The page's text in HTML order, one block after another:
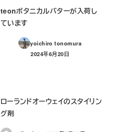
teonボタニカルバターが入荷し
ています
yoichiro tonomura
投稿日
2024年6月20日
ローランドオーウェイのスタイリン
グ剤